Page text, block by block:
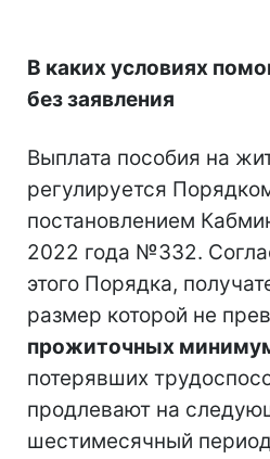
В каких условиях
без заявления
Выплата пособия на
регулируется
постановлением
2022 года №332.
этого Порядка,
размер которой не
прожиточных
потерявших
продлевают на
шестимесячный